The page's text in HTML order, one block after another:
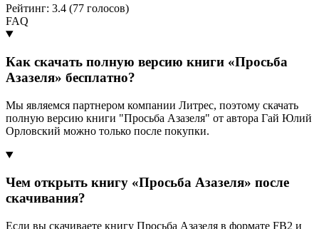
Рейтинг: 3.4 (77 голосов)
FAQ
Как скачать полную версию книги «Просьба
Азазеля» бесплатно?
Мы являемся партнером компании Литрес, поэтому скачать
полную версию книги "Просьба Азазеля" от автора Гай Юлий
Орловский можно только после покупки.
Чем открыть книгу «Просьба Азазеля» после
скачивания?
Если вы скачиваете книгу Просьба Азазеля в формате FB2 и